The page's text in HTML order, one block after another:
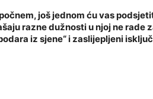
još jednom ću vas
razne dužnosti u njoj ne rade
iz sjene“ i zaslijepljeni